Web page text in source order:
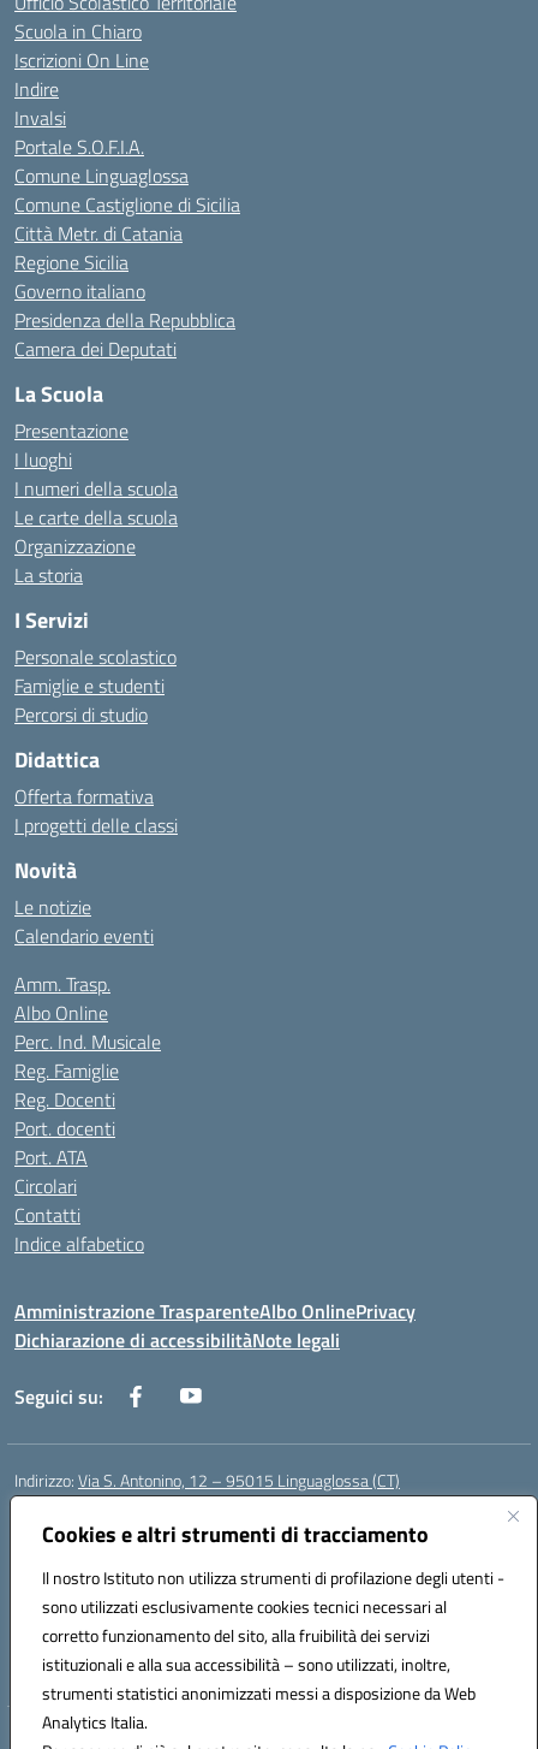
Cookies e altri strumenti di tracciamento
Il nostro Istituto non utilizza strumenti di profilazione degli utenti -
sono utilizzati esclusivamente cookies tecnici necessari al
corretto funzionamento del sito, alla fruibilità dei servizi
istituzionali e alla sua accessibilità – sono utilizzati, inoltre,
strumenti statistici anonimizzati messi a disposizione da Web
Analytics Italia.
Scuola in Chiaro
Iscrizioni On Line
Indire
Invalsi
Portale S.O.F.I.A.
Comune Linguaglossa
Comune Castiglione di Sicilia
Città Metr. di Catania
Regione Sicilia
Governo italiano
Presidenza della Repubblica
Camera dei Deputati
La Scuola
Presentazione
I luoghi
I numeri della scuola
Le carte della scuola
Organizzazione
La storia
I Servizi
Personale scolastico
Famiglie e studenti
Percorsi di studio
Didattica
Offerta formativa
I progetti delle classi
Novità
Le notizie
Calendario eventi
Amm. Trasp.
Albo Online
Perc. Ind. Musicale
Reg. Famiglie
Reg. Docenti
Port. docenti
Port. ATA
Circolari
Contatti
Indice alfabetico
Amministrazione TrasparenteAlbo OnlinePrivacy
Dichiarazione di accessibilitàNote legali
Seguici su:
Indirizzo:Via S. Antonino, 12 – 95015 Linguaglossa (CT)
Centralino:
Posta elettronica certificata (PEC):ctic83200r@pec.istruzione.it
Codice fiscale: 83002470876
Codice meccanografico:CTIC83200R
Codice Indice delle Pubbliche Amministrazioni (IPA): istsc_CTIC83200R
Codice unico di fatturazione (CUF): UF7TEB
Hosting & Powered by 3D Solution S.r.l.